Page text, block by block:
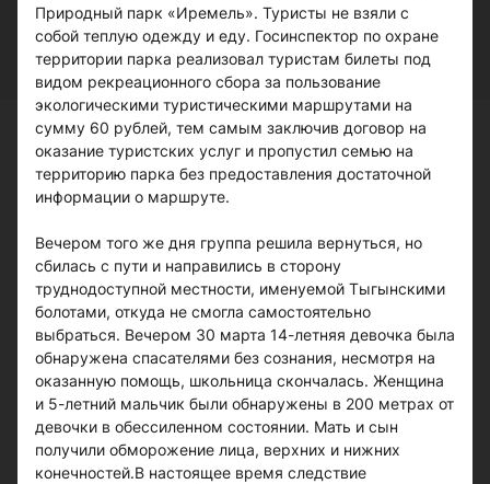
Природный парк «Иремель». Туристы не взяли с
собой теплую одежду и еду. Госинспектор по охране
территории парка реализовал туристам билеты под
видом рекреационного сбора за пользование
экологическими туристическими маршрутами на
сумму 60 рублей, тем самым заключив договор на
оказание туристских услуг и пропустил семью на
территорию парка без предоставления достаточной
информации о маршруте.
Вечером того же дня группа решила вернуться, но
сбилась с пути и направились в сторону
труднодоступной местности, именуемой Тыгынскими
болотами, откуда не смогла самостоятельно
выбраться. Вечером 30 марта 14-летняя девочка была
обнаружена спасателями без сознания, несмотря на
оказанную помощь, школьница скончалась. Женщина
и 5-летний мальчик были обнаружены в 200 метрах от
девочки в обессиленном состоянии. Мать и сын
получили обморожение лица, верхних и нижних
конечностей.В настоящее время следствие